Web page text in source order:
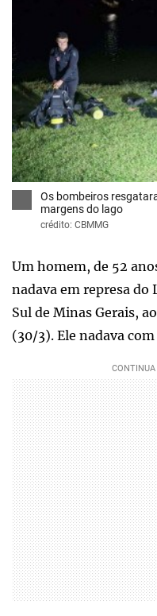
Os bombeiros
margens do lago
crédito: CBMMG
Um homem, de 52
nadava em represa do
Sul de Minas Gerais,
(30/3). Ele nadava